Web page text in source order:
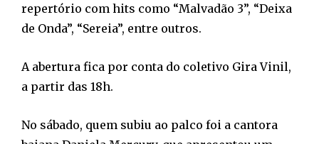
repertório com hits como “Malvadão 3”, “Deixa
de Onda”, “Sereia”, entre outros.
A abertura fica por conta do coletivo Gira Vinil,
a partir das 18h.
No sábado, quem subiu ao palco foi a cantora